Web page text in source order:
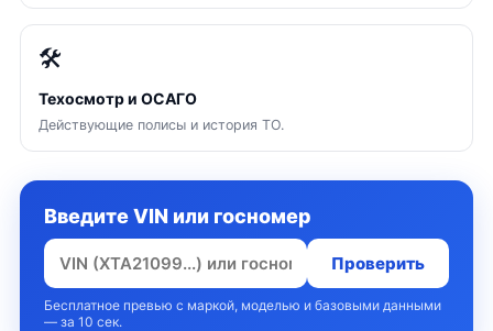
🛠
Техосмотр и ОСАГО
Действующие полисы и история ТО.
Введите VIN или госномер
Проверить
Бесплатное превью с маркой, моделью и базовыми данными
— за 10 сек.